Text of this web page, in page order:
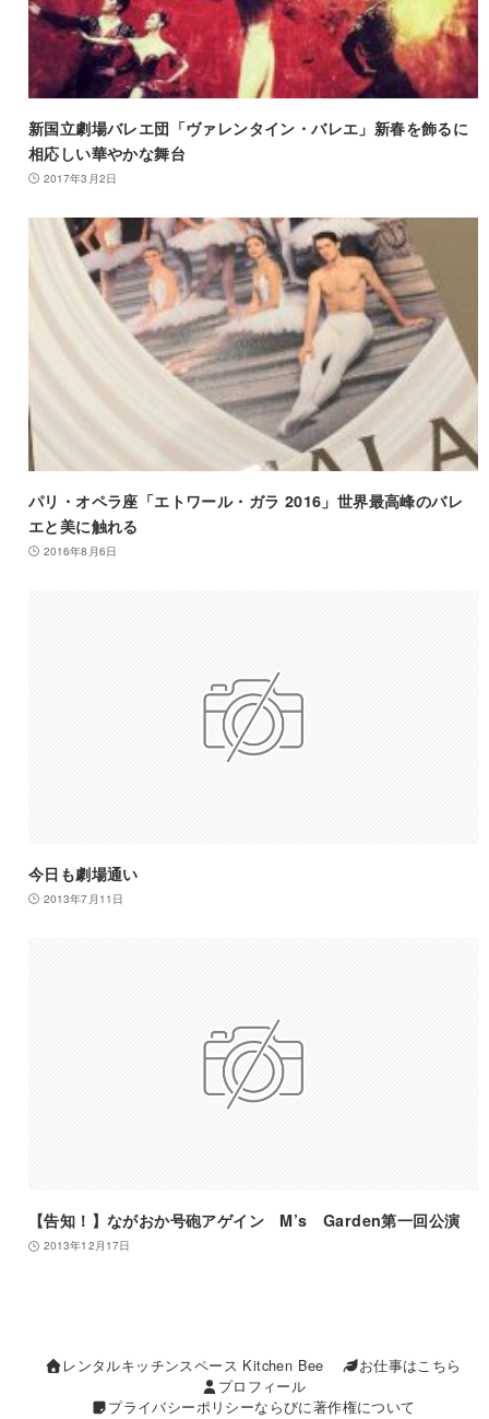
新国立劇場バレエ団「ヴァレンタイン・バレエ」新春を飾るに
相応しい華やかな舞台
2017年3月2日
パリ・オペラ座「エトワール・ガラ 2016」世界最高峰のバレ
エと美に触れる
2016年8月6日
今日も劇場通い
2013年7月11日
【告知！】ながおか号砲アゲイン M’s Garden第一回公演
2013年12月17日
レンタルキッチンスペース Kitchen Bee
お仕事はこちら
プロフィール
プライバシーポリシーならびに著作権について